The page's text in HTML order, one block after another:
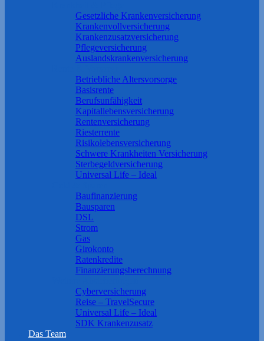
Gesetzliche Krankenversicherung
Krankenvollversicherung
Krankenzusatzversicherung
Pflegeversicherung
Auslandskrankenversicherung
Betriebliche Altersvorsorge
Basisrente
Berufs­unfähigkeit
Kapitallebensversicherung
Rentenversicherung
Riesterrente
Risikolebensversicherung
Schwere Krankheiten Versicherung
Sterbegeldversicherung
Universal Life – Ideal
Baufinanzierung
Bausparen
DSL
Strom
Gas
Girokonto
Ratenkredite
Finanzierungsberechnung
Cyberversicherung
Reise – TravelSecure
Universal Life – Ideal
SDK Krankenzusatz
Das Team